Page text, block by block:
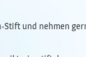
Stift und nehmen